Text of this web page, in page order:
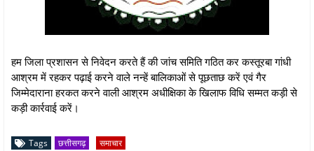
हम जिला प्रशासन से निवेदन करते हैं की जांच समिति गठित कर कस्तूरबा गांधी
आश्रम में रहकर पढ़ाई करने वाले नन्हें बालिकाओं से पूछताछ करें एवं गैर
जिम्मेदाराना हरकत करने वाली आश्रम अधीक्षिका के खिलाफ विधि सम्मत कड़ी से
कड़ी कार्रवाई करें।
Tags छत्तीसगढ़ समाचार